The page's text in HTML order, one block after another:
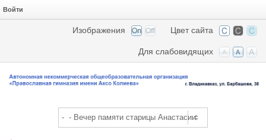
Войти
Цвет сайта
Изображения
Для слабовидящих